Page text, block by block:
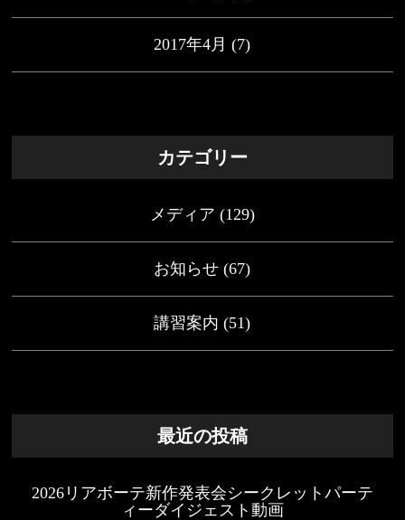
2017年4月 (7)
カテゴリー
メディア (129)
お知らせ (67)
講習案内 (51)
最近の投稿
2026リアボーテ新作発表会シークレットパーテ
ィーダイジェスト動画